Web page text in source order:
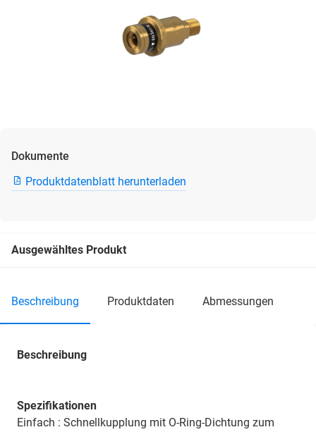
Dokumente
Produktdatenblatt herunterladen
Ausgewähltes Produkt
beschreibung produktdaten abmessungen
Beschreibung
Spezifikationen
Einfach : Schnellkupplung mit O-Ring-Dichtung zum